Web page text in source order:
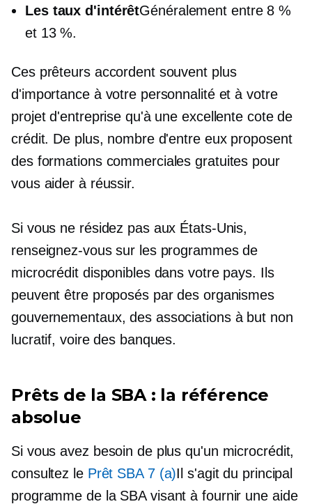
Les taux d'intérêtGénéralement entre 8 %
et 13 %.
Ces prêteurs accordent souvent plus
d'importance à votre personnalité et à votre
projet d'entreprise qu'à une excellente cote de
crédit. De plus, nombre d'entre eux proposent
des formations commerciales gratuites pour
vous aider à réussir.
Si vous ne résidez pas aux États-Unis,
renseignez-vous sur les programmes de
microcrédit disponibles dans votre pays. Ils
peuvent être proposés par des organismes
gouvernementaux, des associations à but non
lucratif, voire des banques.
Prêts de la SBA : la référence
absolue
Si vous avez besoin de plus qu'un microcrédit,
consultez le Prêt SBA 7 (a)Il s'agit du principal
programme de la SBA visant à fournir une aide